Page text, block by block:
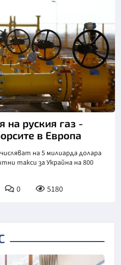
на руския газ -
в Европа
на 5 милиарда долара
такси за Украйна на 800
0 5180